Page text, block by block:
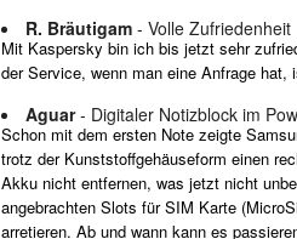
R. Bräutigam - Volle Zufriedenheit
Mit Kaspersky bin ich bis jetzt sehr
der Service, wenn man eine Anfrage hat,
Aguar- Digitaler Notizblock im
Schon mit dem ersten Note zeigte
trotz der Kunststoffgehäuseform einen
Akku nicht entfernen, was jetzt nicht
angebrachten Slots für SIM Karte
arretieren. Ab und wann kann es